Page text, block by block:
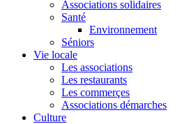
Associations solidaires
Santé
Environnement
Séniors
Vie locale
Les associations
Les restaurants
Les commerçes
Associations démarches
Culture